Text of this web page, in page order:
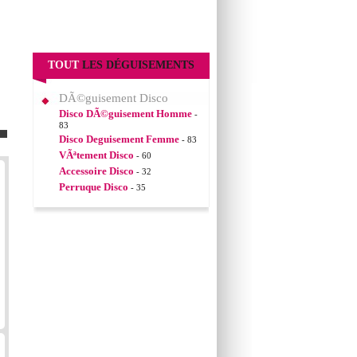
TOUT LES DÉGUISEMENTS
DÃ©guisement Disco
Disco DÃ©guisement Homme -
83
Disco Deguisement Femme - 83
VÃªtement Disco - 60
Accessoire Disco - 32
Perruque Disco - 35